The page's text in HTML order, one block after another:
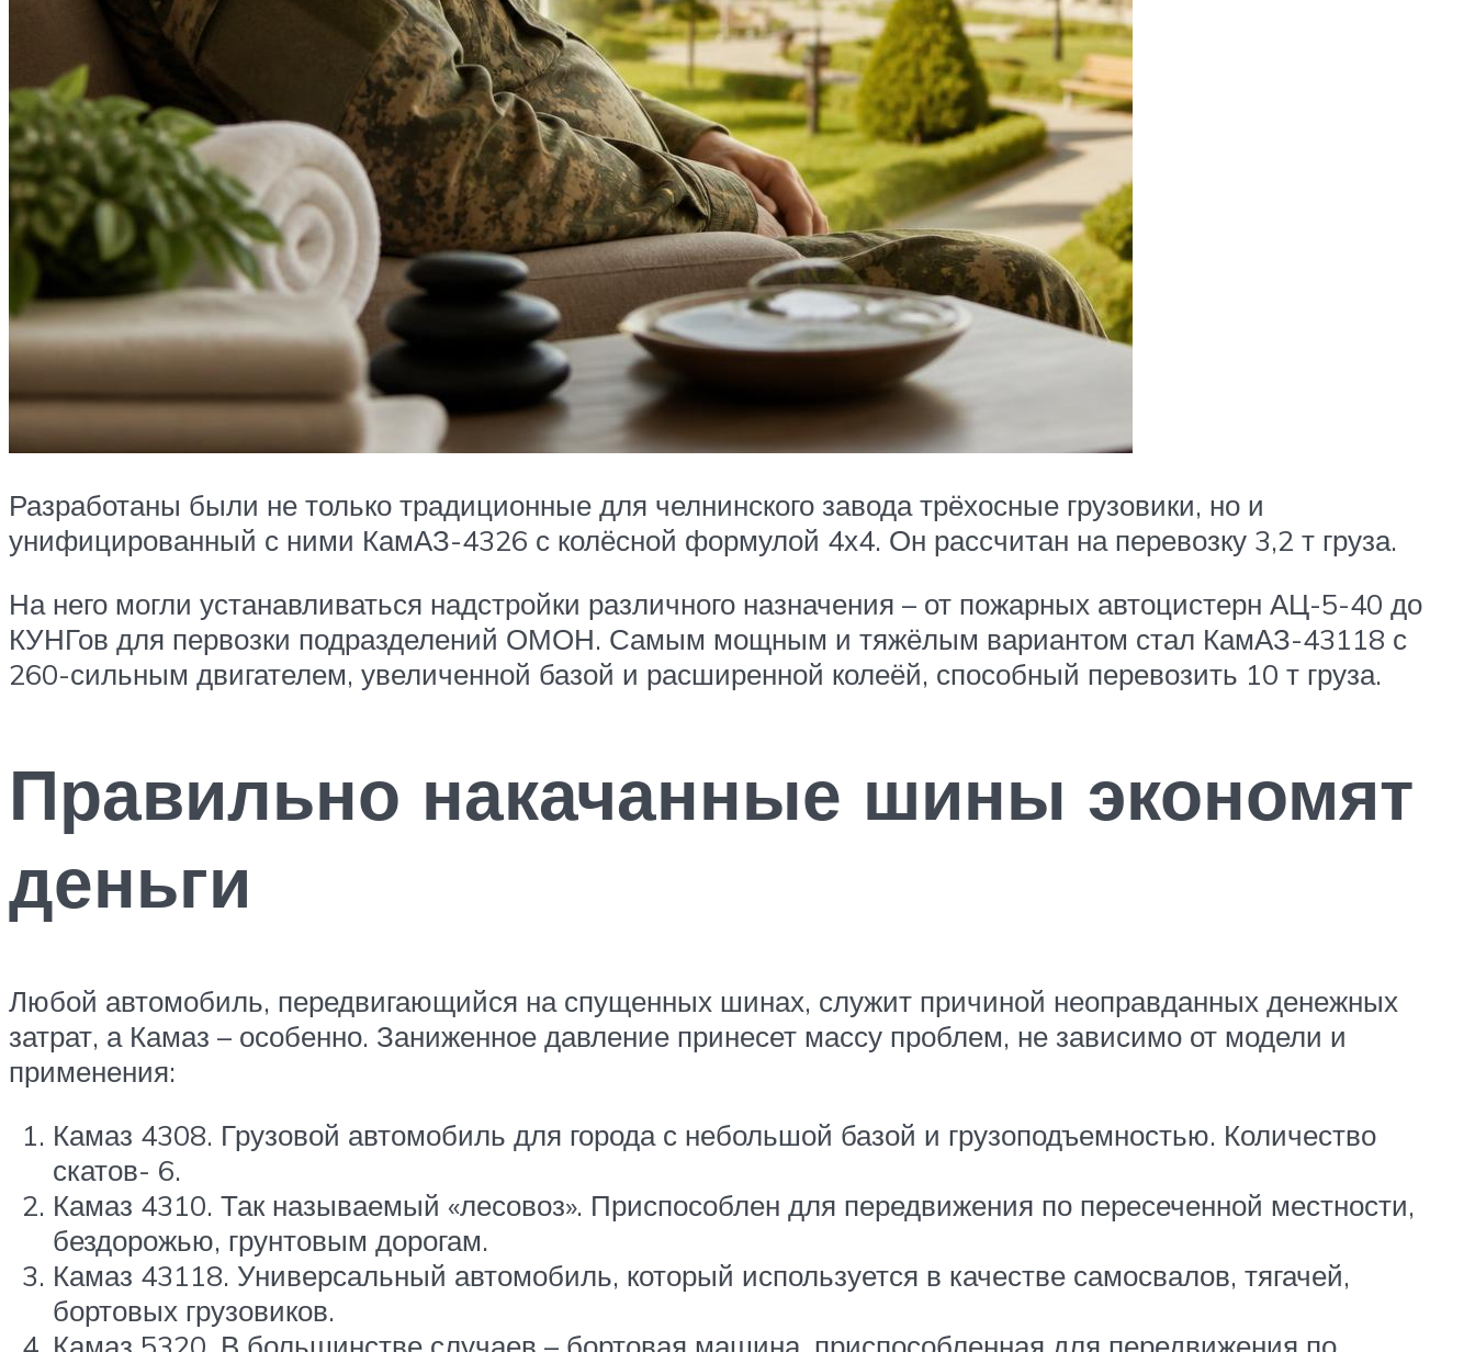
Разработаны были не только традиционные для челнинского завода трёхосные грузовики, но и
унифицированный с ними КамАЗ-4326 с колёсной формулой 4х4. Он рассчитан на перевозку 3,2 т груза.
На него могли устанавливаться надстройки различного назначения – от пожарных автоцистерн АЦ-5-40 до
КУНГов для первозки подразделений ОМОН. Самым мощным и тяжёлым вариантом стал КамАЗ-43118 с
260-сильным двигателем, увеличенной базой и расширенной колеёй, способный перевозить 10 т груза.
Правильно накачанные шины экономят
деньги
Любой автомобиль, передвигающийся на спущенных шинах, служит причиной неоправданных денежных
затрат, а Камаз – особенно. Заниженное давление принесет массу проблем, не зависимо от модели и
применения:
Камаз 4308. Грузовой автомобиль для города с небольшой базой и грузоподъемностью. Количество
скатов- 6.
Камаз 4310. Так называемый «лесовоз». Приспособлен для передвижения по пересеченной местности,
бездорожью, грунтовым дорогам.
Камаз 43118. Универсальный автомобиль, который используется в качестве самосвалов, тягачей,
бортовых грузовиков.
Камаз 5320. В большинстве случаев – бортовая машина, приспособленная для передвижения по